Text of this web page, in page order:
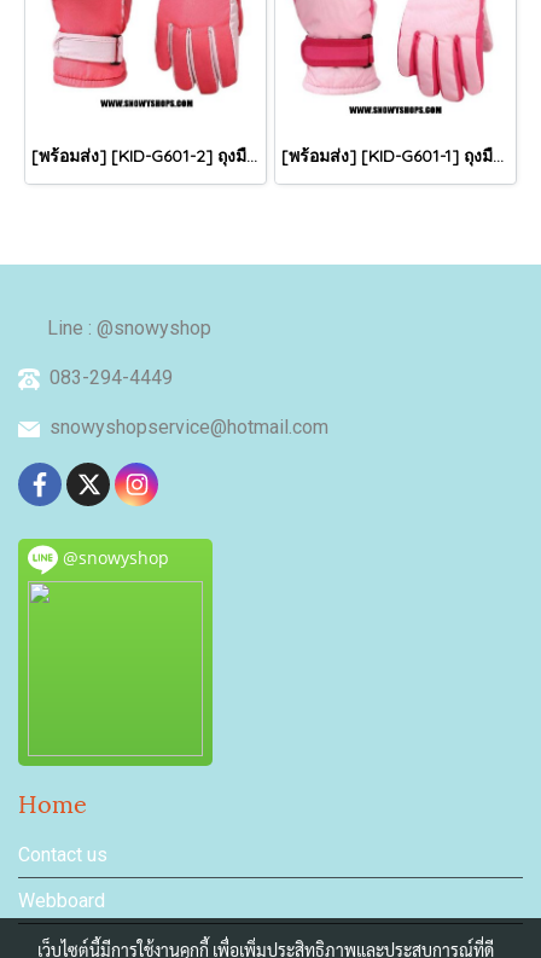
[พร้อมส่ง] [KID-G601-2] ถุงมือกันหนาวเด็กสีชมพูเข้ม ซับขนด้านใน ใส่กันหนาวเล่นหิมะได้ (เหมาะสำหรับเด็ก 3-5ขวบ) [พร้อมส่ง] [KID-G601-1] ถุงมือกันหนาวเด็กสีชมพูอ่อน ซับขนด้านใน ใส่กันหนาวเล่นหิมะได้ (เหมาะสำหรับเด็ก 3-5ขวบ)
Line : @snowyshop
083-294-4449
snowyshopservice@hotmail.com
@snowyshop
Home
Contact us
Webboard
เว็บไซต์นี้มีการใช้งานคุกกี้ เพื่อเพิ่มประสิทธิภาพและประสบการณ์ที่ดี